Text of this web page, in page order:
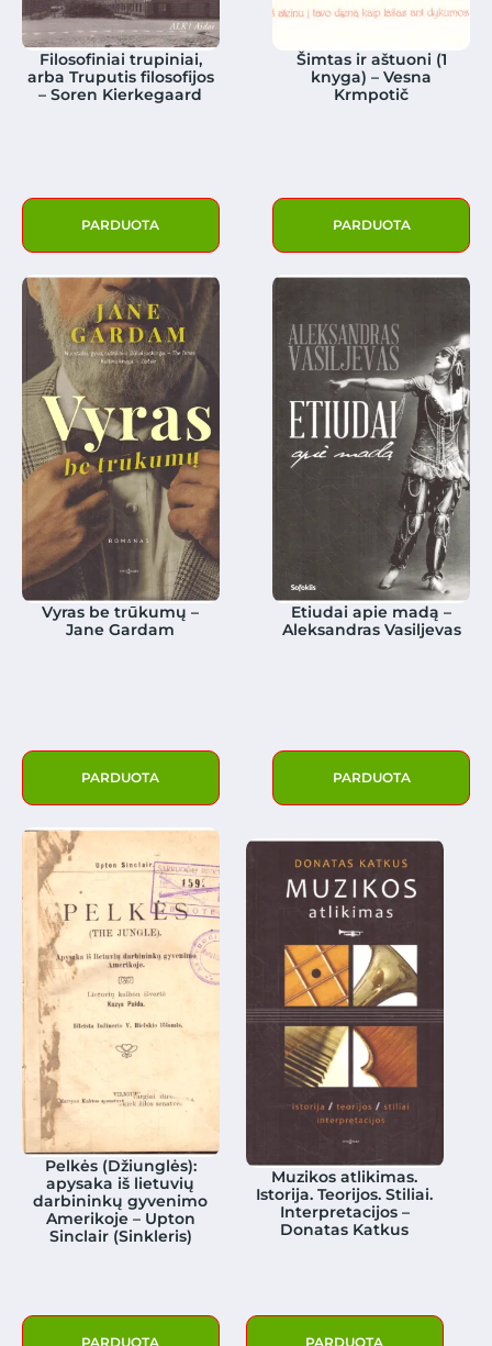
Filosofiniai trupiniai,
arba Truputis filosofijos
– Soren Kierkegaard
PARDUOTA
Šimtas ir aštuoni (1
knyga) – Vesna
Krmpotič
PARDUOTA
Vyras be trūkumų –
Jane Gardam
PARDUOTA
Etiudai apie madą –
Aleksandras Vasiljevas
PARDUOTA
Pelkės (Džiunglės):
apysaka iš lietuvių
darbininkų gyvenimo
Amerikoje – Upton
Sinclair (Sinkleris)
PARDUOTA
Muzikos atlikimas.
Istorija. Teorijos. Stiliai.
Interpretacijos –
Donatas Katkus
PARDUOTA